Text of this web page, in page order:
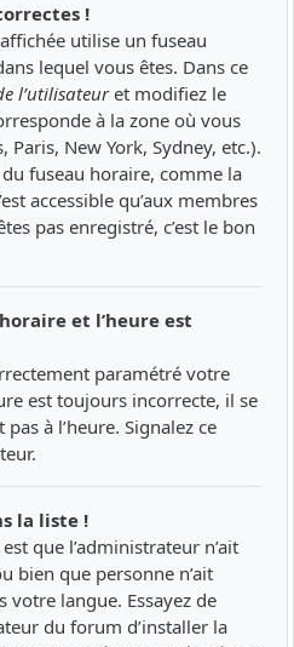
!
utilise un fuseau
lequel vous êtes. Dans ce
l’utilisateuret modifiez le
à la zone où vous
New York, Sydney, etc.).
fuseau horaire, comme la
accessible qu’aux membres
pas enregistré, c’est le bon
et l’heure est
paramétré votre
est toujours incorrecte, il se
à l’heure. Signalez ce
la liste !
que l’administrateur n’ait
bien que personne n’ait
langue. Essayez de
du forum d’installer la